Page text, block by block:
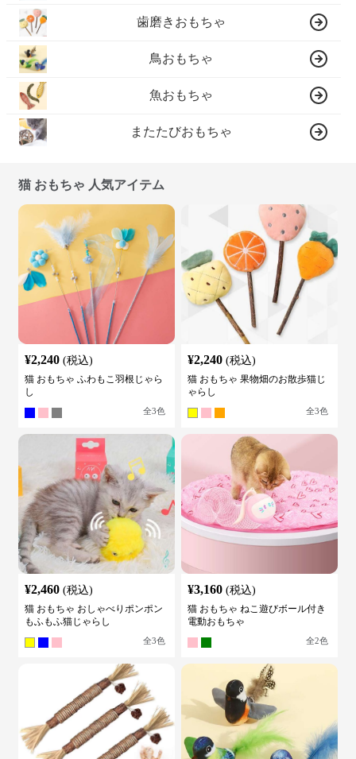
歯磨きおもちゃ
鳥おもちゃ
魚おもちゃ
またたびおもちゃ
猫 おもちゃ 人気アイテム
¥2,240 (税込)
猫 おもちゃ ふわもこ羽根じゃら
し
全3色
¥2,240 (税込)
猫 おもちゃ 果物畑のお散歩猫じ
ゃらし
全3色
¥2,460 (税込)
猫 おもちゃ おしゃべりポンポン
もふもふ猫じゃらし
全3色
¥3,160 (税込)
猫 おもちゃ ねこ遊びボール付き
電動おもちゃ
全2色